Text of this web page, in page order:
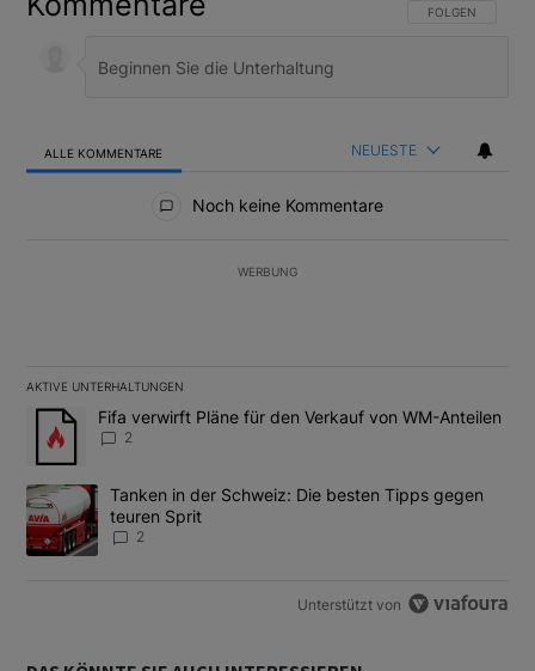
FOLGE DIESER
FOLGEN
ALLE KOMMENTARE NEUESTE
Noch keine Kommentare
WERBUNG
AKTIVE UNTERHALTUNGEN
Das Folgende ist eine Liste der am meisten kommentierten
Ein Trendartikel mit dem Titel "Fifa verwirft Pläne für den
Fifa verwirft Pläne für den Verkauf von WM-Anteilen
2
Ein Trendartikel mit dem Titel "Tanken in der Schweiz: Die
Tanken in der Schweiz: Die besten Tipps gegen
teuren Sprit
2
Unterstützt von